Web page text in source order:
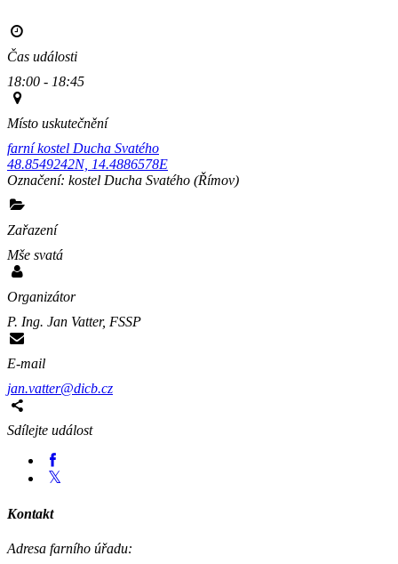
Čas události
18:00 - 18:45
Místo uskutečnění
farní kostel Ducha Svatého
48.8549242N, 14.4886578E
Označení: kostel Ducha Svatého (Římov)
Zařazení
Mše svatá
Organizátor
P. Ing. Jan Vatter, FSSP
E-mail
jan.vatter@dicb.cz
Sdílejte událost
Kontakt
Adresa farního úřadu: